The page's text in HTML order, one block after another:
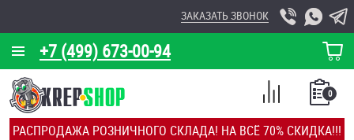
РАСПРОДАЖА РОЗНИЧНОГО СКЛАДА! НА ВСЁ 70% СКИДКА!!!
+7 (499) 673-00-94
ЗАКАЗАТЬ ЗВОНОК
КОРЗИНА
О КОМПАНИИ
КАЛЬКУЛЯТОР
0
СПИСОК
СРАВНЕНИЕ